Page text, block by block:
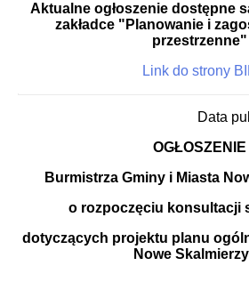
Aktualne ogłoszenie dostępne
zakładce "Planowanie i
przestrzenne"
Link do strony
Data
OGŁOSZENIE
Burmistrza Gminy i Miasta
o rozpoczęciu konsultacji
dotyczących projektu planu
Nowe